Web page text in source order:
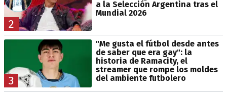
2
a la Selección Argentina tras el
Mundial 2026
3
"Me gusta el fútbol desde antes
de saber que era gay": la
historia de Ramacity, el
streamer que rompe los moldes
del ambiente futbolero